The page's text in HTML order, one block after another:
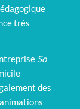
très
So
des